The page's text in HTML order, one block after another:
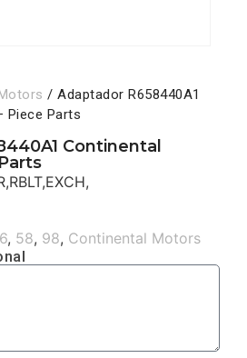
/ Adaptador R658440A1
Piece Parts
Continental
, 58, 98, Continental Motors